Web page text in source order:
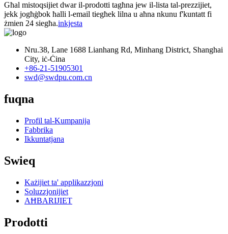
Għal mistoqsijiet dwar il-prodotti tagħna jew il-lista tal-prezzijiet,
jekk jogħġbok ħalli l-email tiegħek lilna u aħna nkunu f'kuntatt fi
żmien 24 siegħa.inkjesta
Nru.38, Lane 1688 Lianhang Rd, Minhang District, Shanghai
City, iċ-Ċina
+86-21-51905301
swd@swdpu.com.cn
fuqna
Profil tal-Kumpanija
Fabbrika
Ikkuntatjana
Swieq
Każijiet ta' applikazzjoni
Soluzzjonijiet
AĦBARIJIET
Prodotti